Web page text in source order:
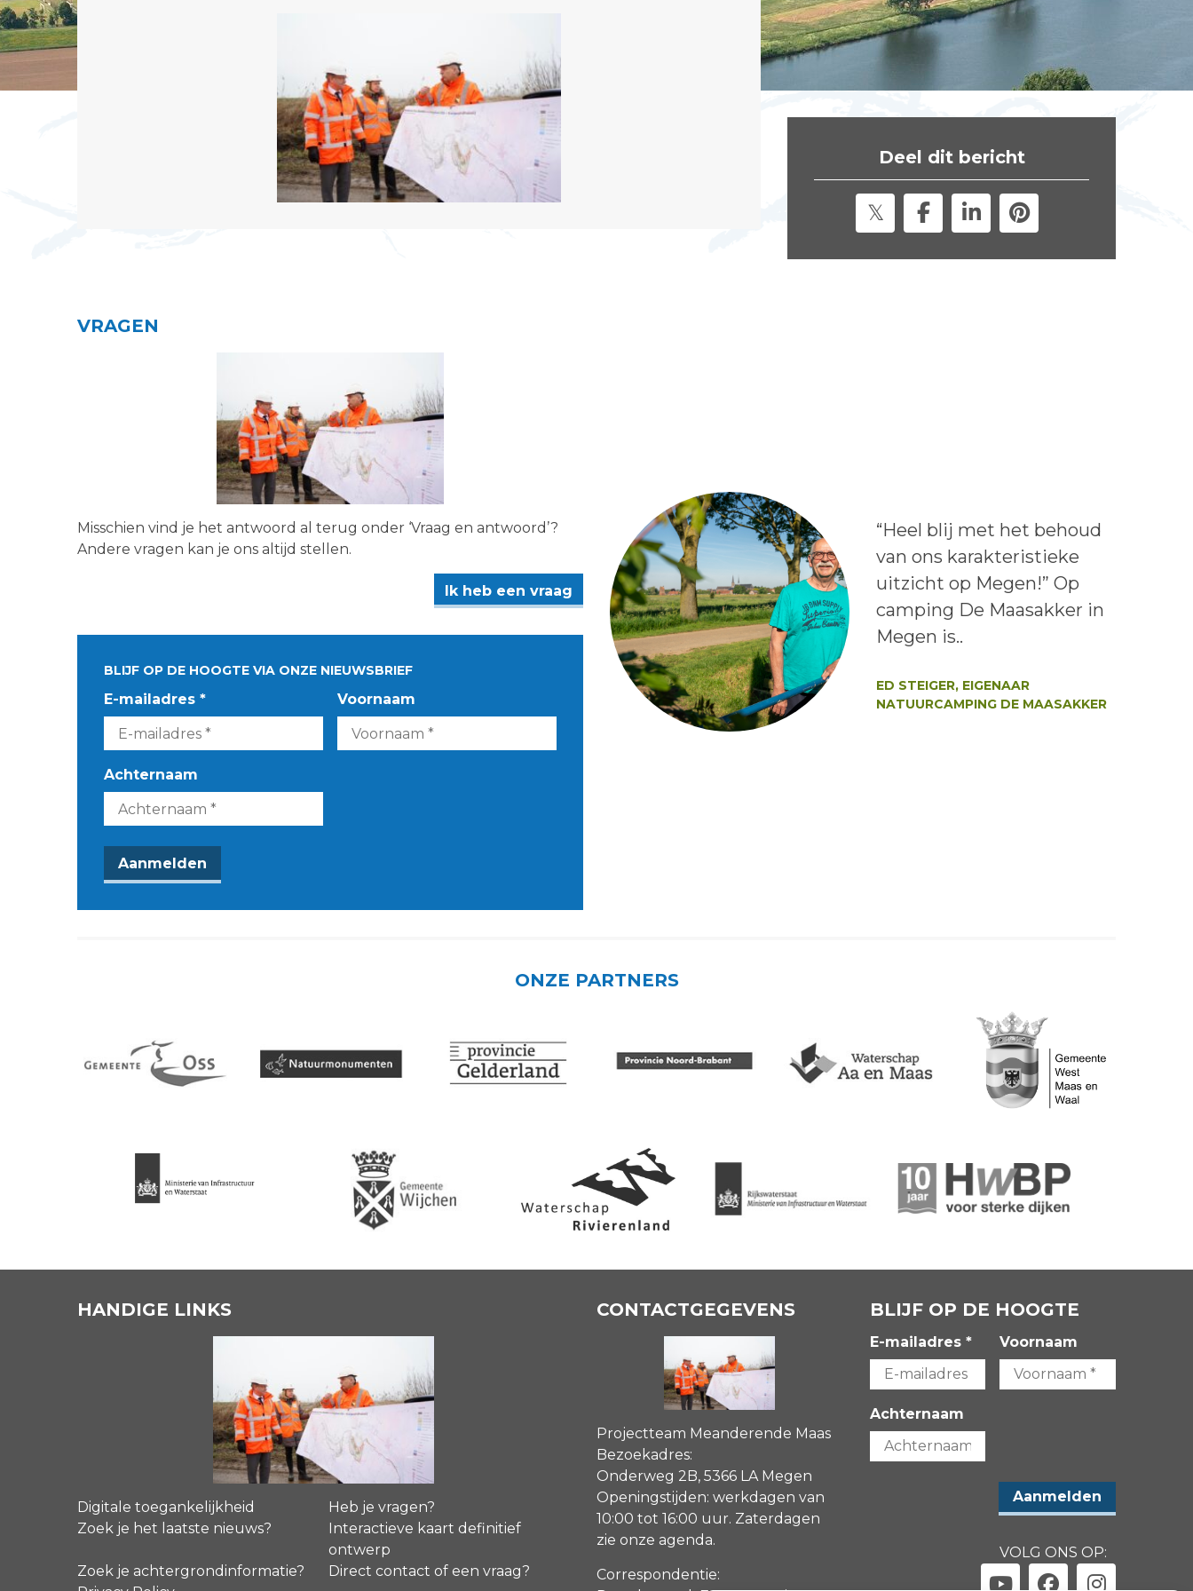
Deel dit bericht
VRAGEN
Misschien vind je het antwoord al terug onder ‘Vraag en antwoord’?
Andere vragen kan je ons altijd stellen.
Ik heb een vraag
BLIJF OP DE HOOGTE VIA ONZE NIEUWSBRIEF
E-mailadres * Voornaam
Achternaam
Lees het bericht:
“Heel blij met het behoud
van ons karakteristieke
uitzicht op Megen!” Op
camping De Maasakker in
Megen is..
ED STEIGER, EIGENAAR
NATUURCAMPING DE MAASAKKER
ONZE PARTNERS
HANDIGE LINKS
Digitale toegankelijkheid
Heb je vragen?
Zoek je het laatste nieuws?
Interactieve kaart definitief
ontwerp
Zoek je achtergrondinformatie?
Direct contact of een vraag?
CONTACTGEGEVENS
Projectteam Meanderende Maas
Bezoekadres:
Onderweg 2B, 5366 LA Megen
Openingstijden: werkdagen van
10:00 tot 16:00 uur. Zaterdagen
zie onze agenda.
Correspondentie:
BLIJF OP DE HOOGTE
E-mailadres * Voornaam
Achternaam
VOLG ONS OP: